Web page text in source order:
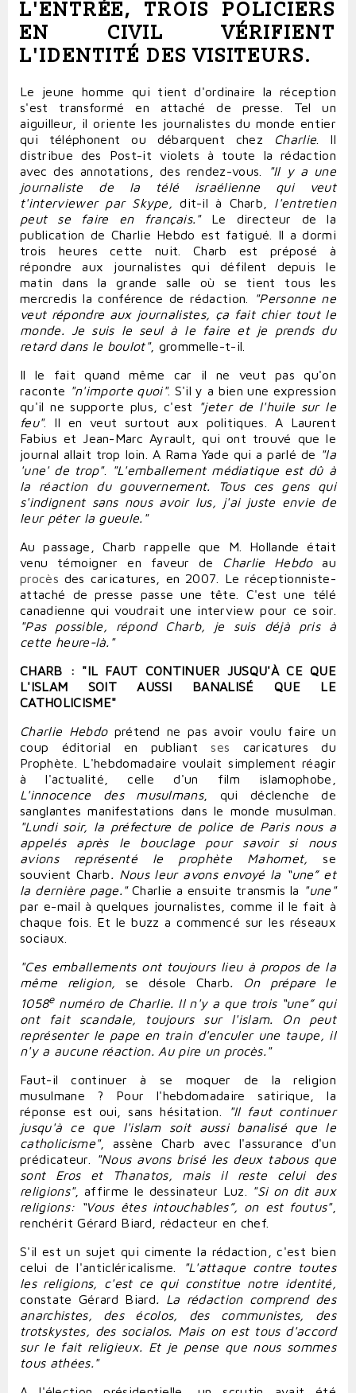
L'ENTRÉE, TROIS POLICIERS
EN CIVIL VÉRIFIENT
L'IDENTITÉ DES VISITEURS.
Le jeune homme qui tient d'ordinaire la réception
s'est transformé en attaché de presse. Tel un
aiguilleur, il oriente les journalistes du monde entier
qui téléphonent ou débarquent chez
Charlie . Il
distribue des Post-it violets à toute la rédaction
avec des annotations, des rendez-vous
"Il y a une
journaliste de la télé israélienne qui veut
t'interviewerpar Skype, dit-il à Charb,
l'entretien
peut se
faire en français."Le directeur de la
publication de Charlie Hebdo est fatigué. Il a dormi
trois heures cette nuit. Charb est préposé à
répondre aux journalistes qui défilent depuis le
matin dans la grande salle où se tient tous les
mercredis la conférence de rédaction.
"Personne ne
veut répondre aux journalistes, ça fait chiertout le
monde. Je suis le seul à le
faire et je prends du
retard dans le boulot", grommelle-t-il.
Il le fait quand même car il ne veut pas qu'on
raconte "n'importe quoi". S'il y a bien une expression
qu'il ne supporte plus, c'est
"jeter de l'huile sur le
feu". Il en veut surtout aux politiques. A Laurent
Fabius etJean-Marc Ayrault , qui ont trouvé que le
journal allait trop loin. A Rama Yade qui a parlé de "la
'une' de trop".
"L'emballement médiatique est dû à
la réaction du gouvernement. Tous ces gensqui
s'indignent sans nous avoirlus, j'ai juste envie de
leur péterla gueule."
Au passage, Charb rappelle que M. Hollande était
venu témoigner en faveur de Charlie Hebdoau
procès des caricatures, en 2007. Le réceptionniste-
attaché de presse passe une tête. C'est une télé
canadienne qui voudrait une interview pour ce soir.
"Pas possible, répond Charb, je suis déjà pris à
cette heure-là."
CHARB : "IL FAUT CONTINUER JUSQU'À CE QUE
L'ISLAM SOIT AUSSI BANALISÉ QUE LE
CATHOLICISME"
Charlie Hebdoprétend ne pasavoir voulu faire un
coup éditorial en publiantses caricatures du
Prophète. L'hebdomadaire voulait simplementréagir
à l'actualité, celle d'un film islamophobe,
L'innocence des musulmans, qui déclenche de
sanglantes manifestations dans le monde musulman.
"Lundi soir, la préfecture de police de Paris nous a
appelés après le bouclage pour savoirsi nous
avions représenté le prophète Mahomet,se
souvient Charb. Nous leur avons envoyé la “une” et
la dernière page."Charlie a ensuite transmis la "une"
par e-mail à quelques journalistes, comme il le fait à
chaque fois. Et le buzz a commencé sur les réseaux
sociaux
"Ces emballements ont toujours lieu à propos de la
même religion, se désole Charb. On prépare le
1058enuméro de Charlie. Il n'y a que trois “une” qui
ont fait scandale, toujours sur l'islam. On peut
représenterle pape en train d'enculerune taupe, il
n'y a aucune réaction. Au pire un procès."
Faut-ilcontinuer à se moquer de la religion
musulmane ? Pour l'hebdomadaire satirique, la
réponse est oui, sans hésitation.
"Il faut continuer
jusqu'à ce que l'islam soit aussi banalisé que le
catholicisme", assène Charb avec l'assurance d'un
prédicateur.
"Nous avons brisé les deux tabous que
sont Eros et Thanatos, mais il reste celui des
religions", affirme le dessinateur Luz.
"Si on dit aux
religions: “Vous êtes intouchables”, on est foutus",
renchéritGérard Biard , rédacteur en chef.
S'il est un sujet qui cimente la rédaction, c'est bien
celui de l'anticléricalisme.
"L'attaque contre toutes
les religions, c'est ce qui constitue notre identité,
constate Gérard Biard. La rédaction comprend des
anarchistes, des écolos, des communistes, des
trotskystes, des socialos. Mais on est tous d'accord
sur le fait religieux. Et je pense que nous sommes
tous athées."